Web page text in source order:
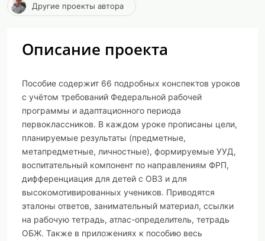
Другие проекты автора
Описание проекта
Пособие содержит 66 подробных конспектов уроков
с учётом требований Федеральной рабочей
программы и адаптационного периода
первоклассников. В каждом уроке прописаны цели,
планируемые результаты (предметные,
метапредметные, личностные), формируемые УУД,
воспитательный компонент по направлениям ФРП,
дифференциация для детей с ОВЗ и для
высокомотивированных учеников. Приводятся
эталоны ответов, занимательный материал, ссылки
на рабочую тетрадь, атлас-определитель, тетрадь
ОБЖ. Также в приложениях к пособию весь